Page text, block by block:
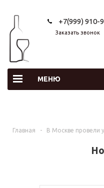
+7(999) 910-
Заказать звонок
МЕНЮ
Главная - В Москве провели